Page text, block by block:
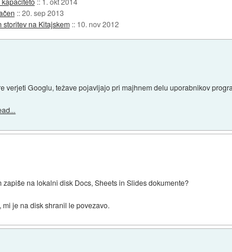
::20. sep 2013
na Kitajskem :: 10. nov 2012
verjeti Googlu, težave pojavljajo pri majhnem delu uporabnikov
na lokalni disk Docs, Sheets in Slides dokumente?
je na disk shranil le povezavo.